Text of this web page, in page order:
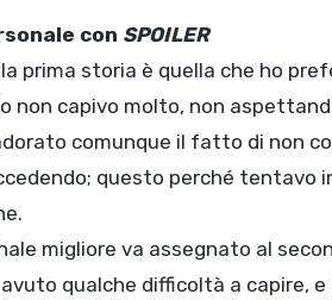
con SPOILER
prima storia è quella che ho
non capivo molto, non
comunque il fatto di non
questo perché tentavo
migliore va assegnato al
qualche difficoltà a capire,